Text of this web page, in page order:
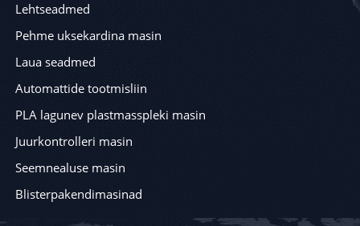
Lehtseadmed
Pehme uksekardina masin
Laua seadmed
Automattide tootmisliin
PLA lagunev plastmasspleki masin
Juurkontrolleri masin
Seemnealuse masin
Blisterpakendimasinad